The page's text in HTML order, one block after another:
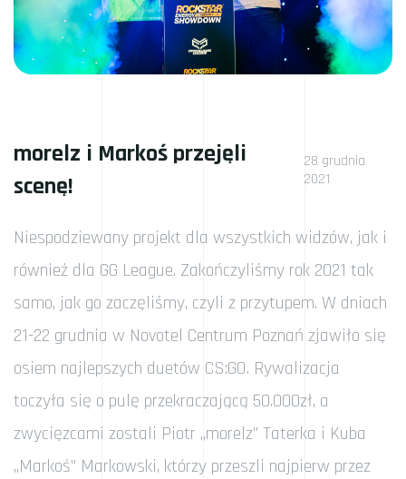
morelz i Markoś przejęli
scenę!
28 grudnia
2021
Niespodziewany projekt dla wszystkich widzów, jak i
również dla GG League. Zakończyliśmy rok 2021 tak
samo, jak go zaczęliśmy, czyli z przytupem. W dniach
21-22 grudnia w Novotel Centrum Poznań zjawiło się
osiem najlepszych duetów CS:GO. Rywalizacja
toczyła się o pulę przekraczającą 50.000zł, a
zwycięzcami zostali Piotr „morelz” Taterka i Kuba
„Markoś” Markowski, którzy przeszli najpierw przez